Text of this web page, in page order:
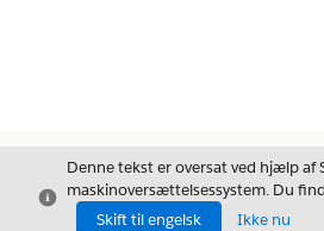
Luk
Denne tekst er oversat ved hjælp af
maskinoversættelsessystem. Du
Skift til engelsk
Ikke nu